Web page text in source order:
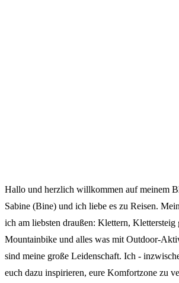
Hallo und herzlich willkommen auf meinem
Sabine (Bine) und ich liebe es zu Reisen.
ich am liebsten draußen: Klettern, Klettersteig
Mountainbike und alles was mit Outdoor-
sind meine große Leidenschaft. Ich -
euch dazu inspirieren, eure Komfortzone zu